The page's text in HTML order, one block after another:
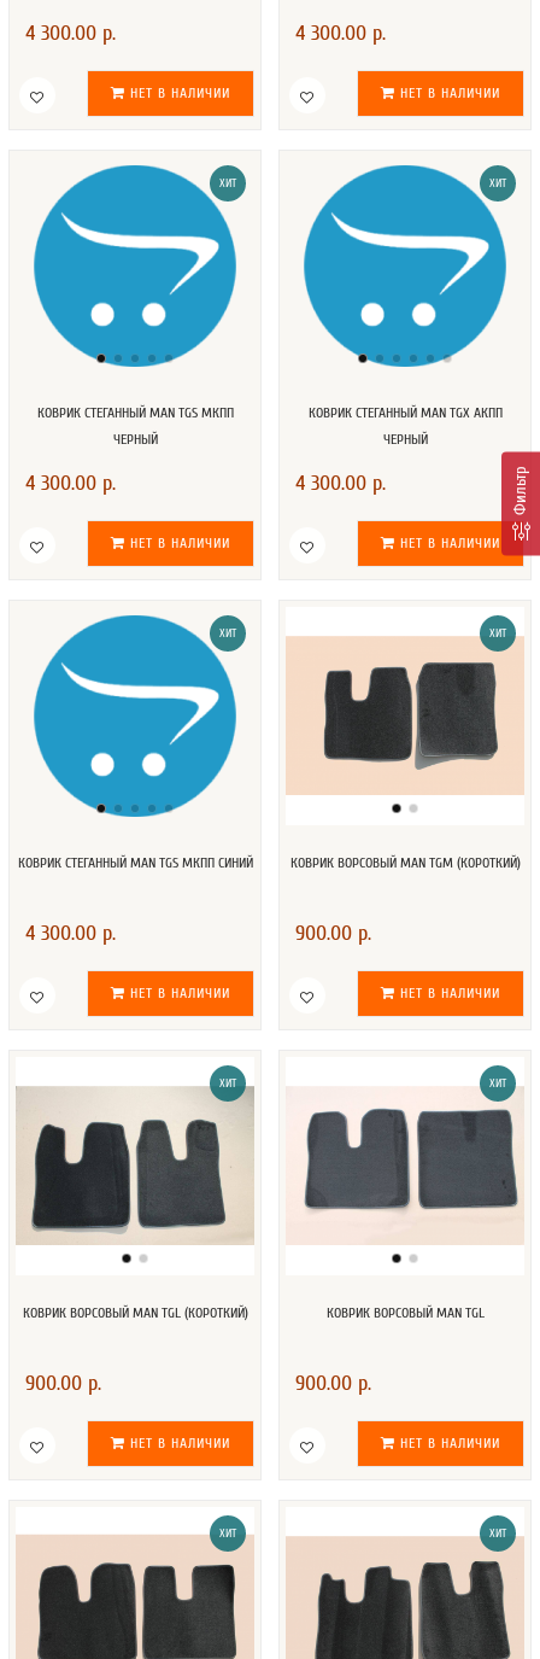
4 300.00 р.
НЕТ В НАЛИЧИИ
4 300.00 р.
НЕТ В НАЛИЧИИ
ХИТ
КОВРИК СТЕГАННЫЙ MAN TGS МКПП
ЧЕРНЫЙ
4 300.00 р.
НЕТ В НАЛИЧИИ
ХИТ
КОВРИК СТЕГАННЫЙ MAN TGX АКПП
ЧЕРНЫЙ
4 300.00 р.
НЕТ В НАЛИЧИИ
ХИТ
КОВРИК СТЕГАННЫЙ MAN TGS МКПП СИНИЙ
4 300.00 р.
НЕТ В НАЛИЧИИ
ХИТ
КОВРИК ВОРСОВЫЙ MAN TGM (КОРОТКИЙ)
900.00 р.
НЕТ В НАЛИЧИИ
ХИТ
КОВРИК ВОРСОВЫЙ MAN TGL (КОРОТКИЙ)
900.00 р.
НЕТ В НАЛИЧИИ
ХИТ
КОВРИК ВОРСОВЫЙ MAN TGL
900.00 р.
НЕТ В НАЛИЧИИ
ХИТ ХИТ
Фильтр